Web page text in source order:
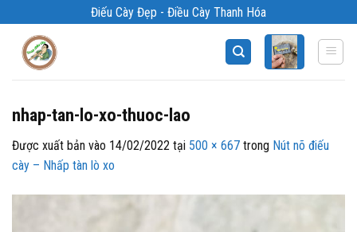
qua
Điếu Cày Đẹp - Điều Cày Thanh Hóa
nhap-tan-lo-xo-thuoc-lao
Được xuất bản vào 14/02/2022 tại 500 × 667 trong Nút nõ điếu
cày – Nhấp tàn lò xo